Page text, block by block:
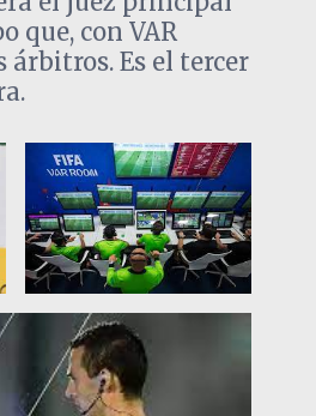
que, con VAR
árbitros. Es el tercer